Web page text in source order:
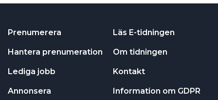
Prenumerera
Hantera prenumeration
Lediga jobb
Annonsera
Läs E-tidningen
Om tidningen
Kontakt
Information om GDPR